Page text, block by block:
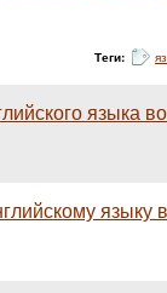
Теги:
языка